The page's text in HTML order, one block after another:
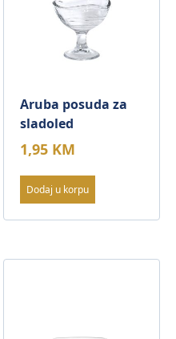
Aruba posuda za
sladoled
1,95 KM
Dodaj u korpu